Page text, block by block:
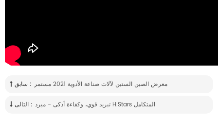
سابق : معرض الصين الستين لآلات صناعة الأدوية 2021 مستمر
التالى : تبريد قوي، وكفاءة أذكى - مبرد H.Stars المتكامل